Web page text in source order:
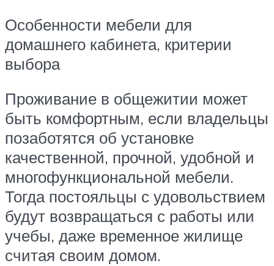
Особенности мебели для
домашнего кабинета, критерии
выбора
Проживание в общежитии может
быть комфортным, если владельцы
позаботятся об установке
качественной, прочной, удобной и
многофункциональной мебели.
Тогда постояльцы с удовольствием
будут возвращаться с работы или
учебы, даже временное жилище
считая своим домом.